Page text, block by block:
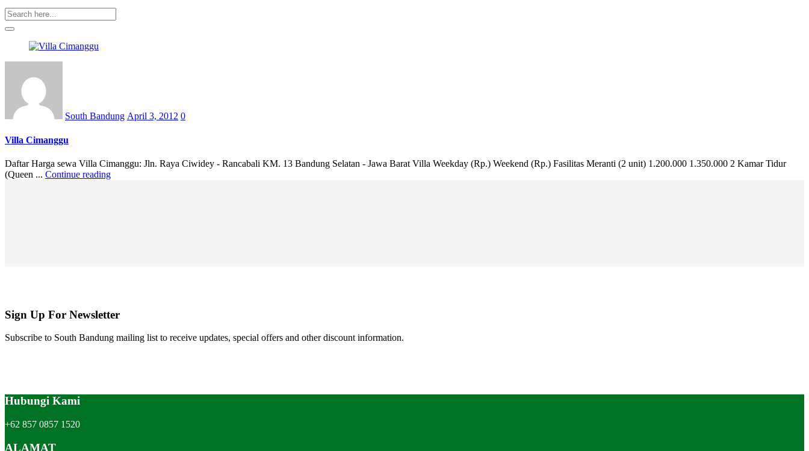
South Bandung April 3, 2012 0
Villa Cimanggu
Daftar Harga sewa Villa Cimanggu: Jln. Raya Ciwidey - Rancabali KM. 13 Bandung Selatan - Jawa Barat Villa Weekday (Rp.) Weekend (Rp.) Fasilitas Meranti (2 unit) 1.200.000 1.350.000 2 Kamar Tidur
(Queen ... Continue reading
Sign Up For Newsletter
Subscribe to South Bandung mailing list to receive updates, special offers and other discount information.
Hubungi Kami
+62 857 0857 1520
ALAMAT